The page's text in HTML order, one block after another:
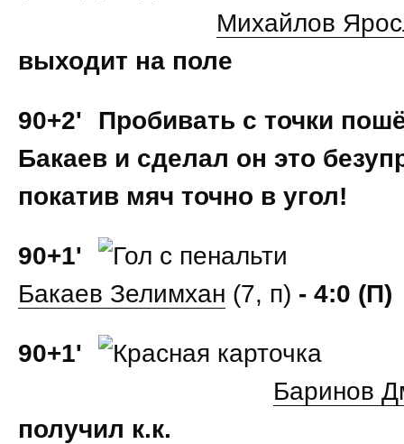
Михайлов
выходит на поле
90+2'
Пробивать с точки
Бакаев и сделал он это
покатив мяч точно в угол!
90+1'
Бакаев Зелимхан (7, п) - 4:0 (П)
90+1'
Баринов
получил к.к.